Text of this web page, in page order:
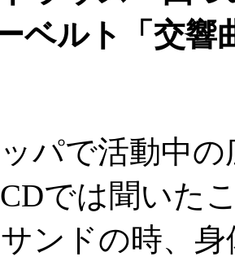
ベルト「交響
パで活動中
では聞いた
ンドの時、